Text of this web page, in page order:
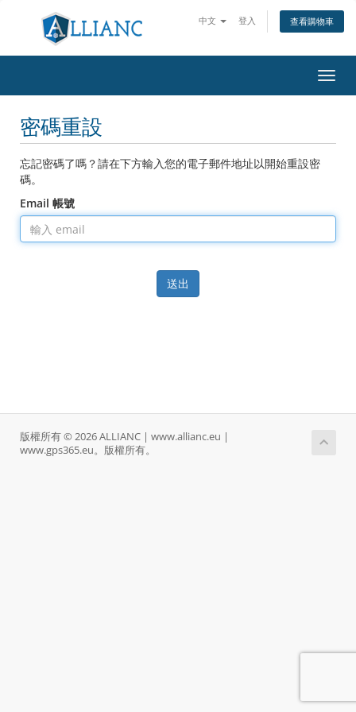
中文 登入 查看購物車
切
換
密碼重設
忘記密碼了嗎？請在下方輸入您的電子郵件地址以開始重設密
碼。
Email 帳號
送出
版權所有 © 2026 ALLIANC | www.allianc.eu |
www.gps365.eu。版權所有。